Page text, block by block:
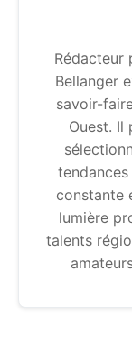
Rédacteur
Bellanger
savoir-
Ouest. Il
constante
lumière
talents